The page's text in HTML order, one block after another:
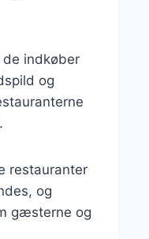
de indkøber
og
restauranter
og
gæsterne og